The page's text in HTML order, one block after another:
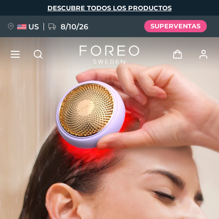
DESCUBRE TODOS LOS PRODUCTOS
US 8/10/26 SUPERVENTAS
Iniciar sesión
Perfil de usuario
Mis dispositivos
Mis pedidos
Mis direcciones
Mis suscripciones
FAQ™ Pure Beauty-Tech Elixir
BREAKING NEWS
issa™ Teeth Whitening Set
Deutsch
Español
Français
Italiano
Português
Polski
Svenska
Русский
Türkçe
简体中文 繁體中文